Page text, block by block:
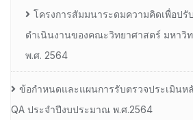
โครงการสัมมนาระดมความคิดเพื่อปรั
ดำเนินงานของคณะวิทยาศาสตร์ มหาวิ
พ.ศ. 2564
ข้อกำหนดและแผนการรับตรวจประเมินห
QA ประจำปีงบประมาณ พ.ศ.2564